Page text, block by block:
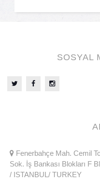
SOSYAL
Fenerbahçe Mah. Cemil
Sok. İş Bankası Blokları F
/ ISTANBUL/ TURKEY